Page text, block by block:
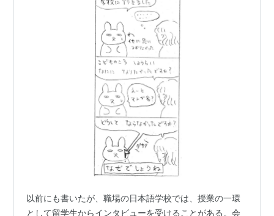
以前にも書いたが、職場の日本語学校では、授業の一環
として留学生からインタビューを受けることがある。会